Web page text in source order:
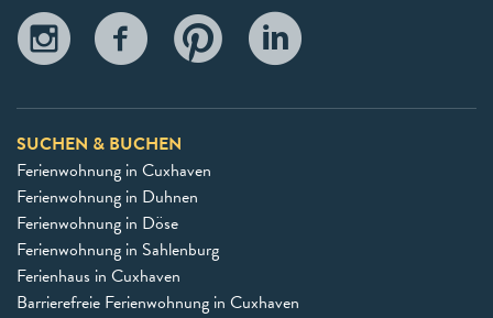
SUCHEN & BUCHEN
Ferienwohnung in Cuxhaven
Ferienwohnung in Duhnen
Ferienwohnung in Döse
Ferienwohnung in Sahlenburg
Ferienhaus in Cuxhaven
Barrierefreie Ferienwohnung in Cuxhaven